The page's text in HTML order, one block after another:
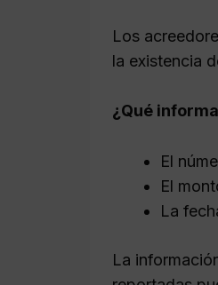
Los
la existencia
¿Qué
El
El
La
La